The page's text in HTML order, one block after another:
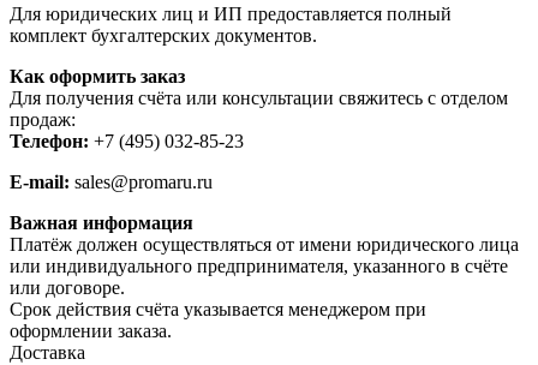
Для юридических лиц и ИП предоставляется полный
комплект бухгалтерских документов.
Как оформить заказ
Для получения счёта или консультации свяжитесь с отделом
продаж:
Телефон: +7 (495) 032-85-23
E-mail: sales@promaru.ru
Важная информация
Платёж должен осуществляться от имени юридического лица
или индивидуального предпринимателя, указанного в счёте
или договоре.
Срок действия счёта указывается менеджером при
оформлении заказа.
Доставка